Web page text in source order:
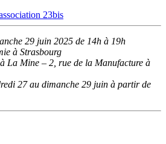
23bis
29 juin 2025 de 14h à 19h
à Strasbourg
La Mine – 2, rue de la Manufacture à
27 au dimanche 29 juin à partir de